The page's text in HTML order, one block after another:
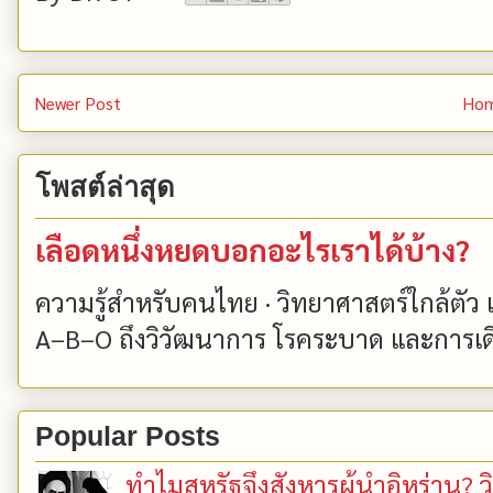
Newer Post
โพสต์ล่าสุด
เลือดหนึ่งหยดบอกอะไรเราได้บ้าง?
ความรู้สำหรับคนไทย · วิทยาศาสตร์ใกล้ตัว
A–B–O ถึงวิวัฒนาการ โรคระบาด และการ
Popular Posts
ทำไมสหรัฐจึงสังหารผู้นำอิหร่าน?